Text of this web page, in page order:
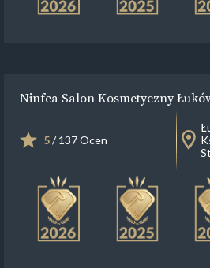
Ninfea Salon Kosmetyczny
5/ 137 Ocen